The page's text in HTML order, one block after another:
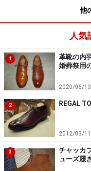
「ウォーリー プロテ
材感や色調がほとん
ある、この分野での
ナノプロ」は、文字
クノロジーを応用し
きくしようとした撥水
いずれの製品も、ちょ
ズを雨天で履かざるを
たらにわか雨に遭う
いの靴の撥水剤として
他
人気
1
革靴の内
婚葬祭用
2020/06/13
2 REGAL
2012/03/11
3
チャッカ
ューズ履